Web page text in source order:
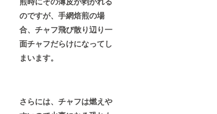
のですが、 手網焙煎の場
合、チャフ飛び散り辺り一
面チャフだらけになってし
まいます。
さらには、チャフは燃えや